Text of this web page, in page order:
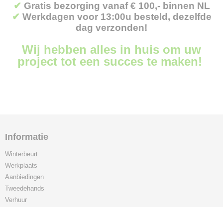
✔ Gratis bezorging vanaf € 100,- binnen NL
✔ Werkdagen voor 13:00u besteld, dezelfde
dag verzonden!
Wij hebben alles in huis om uw
project tot een succes te maken!
Informatie
Winterbeurt
Werkplaats
Aanbiedingen
Tweedehands
Verhuur